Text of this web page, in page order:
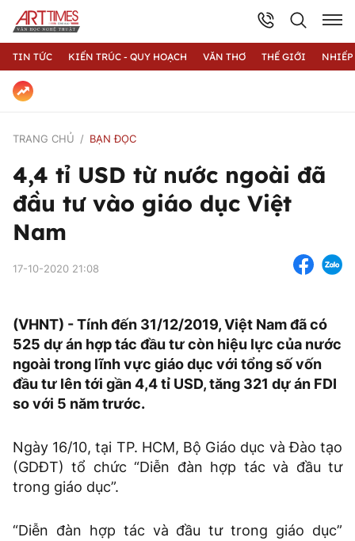
TIN TỨC KIẾN TRÚC - QUY HOẠCH VĂN THƠ THẾ GIỚI
TRANG CHỦ BẠN ĐỌC
4,4 tỉ USD từ nước ngoài đã
đầu tư vào giáo dục Việt
Nam
17-10-2020 21:08
(VHNT) - Tính đến 31/12/2019, Việt Nam đã có
525 dự án hợp tác đầu tư còn hiệu lực của nước
ngoài trong lĩnh vực giáo dục với tổng số vốn
đầu tư lên tới gần 4,4 tỉ USD, tăng 321 dự án FDI
so với 5 năm trước.
Ngày 16/10, tại TP. HCM, Bộ Giáo dục và Đào tạo
(GDĐT) tổ chức “Diễn đàn hợp tác và đầu tư
trong giáo dục”.
“Diễn đàn hợp tác và đầu tư trong giáo dục”